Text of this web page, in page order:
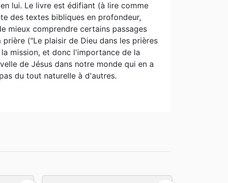
lui. Le livre est édifiant (à lire comme
des textes bibliques en profondeur,
mieux comprendre certains passages
("Le plaisir de Dieu dans les prières
mission, et donc l'importance de la
de Jésus dans notre monde qui en a
du tout naturelle à d'autres.